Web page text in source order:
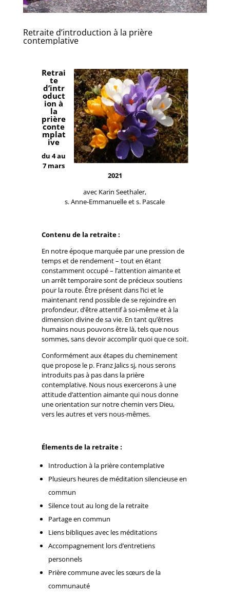
Retraite d’introduction à la prière
contemplative
Retrai
te
d’intr
oduct
ion à
la
prière
conte
mplat
ive
du 4 au
7 mars
2021
avec Karin Seethaler,
s. Anne-Emmanuelle et s. Pascale
Contenu de la retraite :
En notre époque marquée par une pression de
temps et de rendement – tout en étant
constamment occupé – l’attention aimante et
un arrêt temporaire sont de précieux soutiens
pour la route. Être présent dans l’ici et le
maintenant rend possible de se rejoindre en
profondeur, d’être attentif à soi-même et à la
dimension divine de sa vie. En tant qu’êtres
humains nous pouvons être là, tels que nous
sommes, sans devoir accomplir quoi que ce soit.
Conformément aux étapes du cheminement
que propose le p. Franz Jalics sj, nous serons
introduits pas à pas dans la prière
contemplative. Nous nous exercerons à une
attitude d’attention aimante qui nous donne
une orientation sur notre chemin vers Dieu,
vers les autres et vers nous-mêmes.
Élements de la retraite :
Introduction à la prière contemplative
Plusieurs heures de méditation silencieuse en
commun
Silence tout au long de la retraite
Partage en commun
Liens bibliques avec les méditations
Accompagnement lors d’entretiens
personnels
Prière commune avec les sœurs de la
communauté